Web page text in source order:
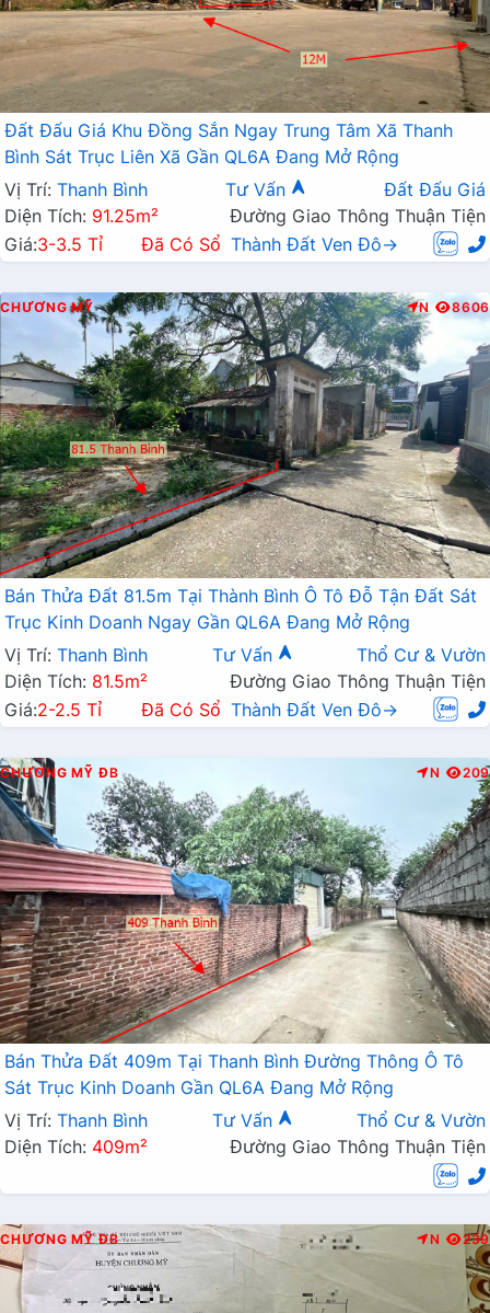
Đất Đấu Giá Khu Đồng Sắn Ngay Trung Tâm Xã Thanh
Bình Sát Trục Liên Xã Gần QL6A Đang Mở Rộng
Vị Trí: Thanh Bình Tư Vấn
Đất Đấu Giá
Diện Tích: 91.25m²
Đường Giao Thông Thuận Tiện
Giá:3-3.5 Tỉ Đã Có Sổ Thành Đất Ven Đô→
CHƯƠNG MỸ N 8606
Bán Thửa Đất 81.5m Tại Thành Bình Ô Tô Đỗ Tận Đất Sát
Trục Kinh Doanh Ngay Gần QL6A Đang Mở Rộng
Vị Trí: Thanh Bình Tư Vấn
Thổ Cư & Vườn
Diện Tích: 81.5m²
Đường Giao Thông Thuận Tiện
Giá:2-2.5 Tỉ Đã Có Sổ Thành Đất Ven Đô→
CHƯƠNG MỸ ĐB N 209
Bán Thửa Đất 409m Tại Thanh Bình Đường Thông Ô Tô
Sát Trục Kinh Doanh Gần QL6A Đang Mở Rộng
Vị Trí: Thanh Bình Tư Vấn
Thổ Cư & Vườn
Diện Tích: 409m² Đường Giao Thông Thuận Tiện
CHƯƠNG MỸ ĐB N 239